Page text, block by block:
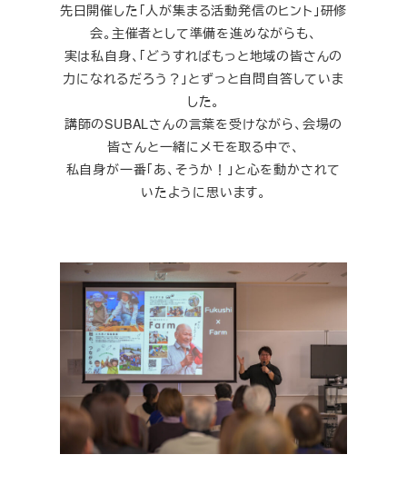
先日開催した「人が集まる活動発信のヒント」研修
会。主催者として準備を進めながらも、
実は私自身、「どうすればもっと地域の皆さんの
力になれるだろう？」とずっと自問自答していま
した。
講師のSUBALさんの言葉を受けながら、会場の
皆さんと一緒にメモを取る中で、
私自身が一番「あ、そうか！」と心を動かされて
いたように思います。